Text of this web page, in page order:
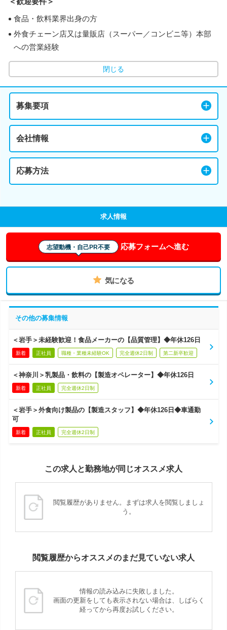
食品・飲料業界出身の方
外食チェーン店又は量販店（スーパー／コンビニ等）本部
への営業経験
閉じる
募集要項
会社情報
応募方法
求人情報
志望動機・自己PR不要 応募フォームへ進む
気になる
その他の募集情報
＜岩手＞未経験歓迎！食品メーカーの【品質管理】◆年休126日
新着 正社員 職種・業種未経験OK 完全週休2日制 第二新卒歓迎
＜神奈川＞乳製品・飲料の【製造オペレーター】◆年休126日
新着 正社員 完全週休2日制
＜岩手＞外食向け製品の【製造スタッフ】◆年休126日◆車通勤
可
新着 正社員 完全週休2日制
この求人と勤務地が同じオススメ求人
閲覧履歴がありません。まずは求人を閲覧しましょ
う。
閲覧履歴からオススメのまだ見ていない求人
情報の読み込みに失敗しました。
画面の更新をしても表示されない場合は、しばらく
経ってから再度お試しください。